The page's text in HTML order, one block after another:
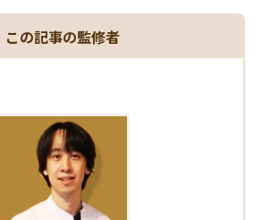
この記事の監修者